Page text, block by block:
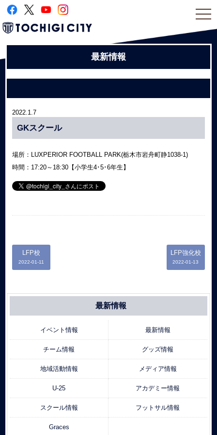
最新情報
2022.1.7
GKスクール
場所：LUXPERIOR FOOTBALL PARK(栃木市岩舟町静1038-1)
時間：17:20～18:30【小学生4･5･6年生】
LFP校
2022-01-11
LFP強化校
2022-01-13
最新情報
イベント情報 最新情報
チーム情報 グッズ情報
地域活動情報 メディア情報
U-25 アカデミー情報
スクール情報 フットサル情報
Graces